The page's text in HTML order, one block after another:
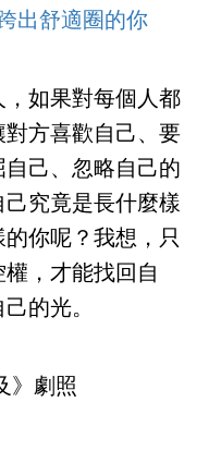
出舒適圈的你
如果對每個人都
方喜歡自己、要
己、忽略自己的
究竟是長什麼樣
你呢？我想，只
，才能找回自
的光。
》劇照